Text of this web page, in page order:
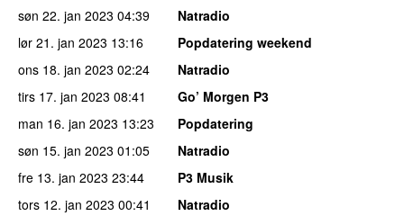
søn 22. jan 2023 04:39
Natradio
lør 21. jan 2023 13:16
Popdatering weekend
ons 18. jan 2023 02:24
Natradio
tirs 17. jan 2023 08:41
Go’ Morgen P3
man 16. jan 2023 13:23
Popdatering
søn 15. jan 2023 01:05
Natradio
fre 13. jan 2023 23:44
P3 Musik
tors 12. jan 2023 00:41
Natradio